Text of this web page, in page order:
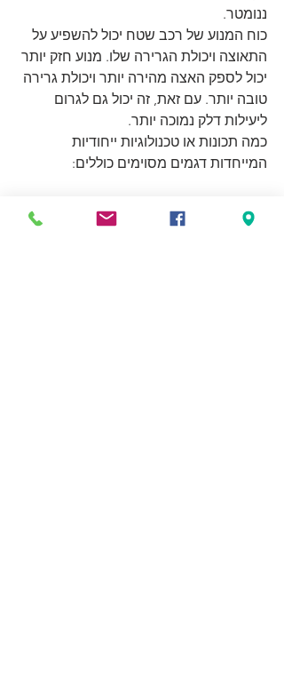
ננומטר.
כוח המנוע של רכב שטח יכול להשפיע על
התאוצה ויכולת הגרירה שלו. מנוע חזק יותר
יכול לספק האצה מהירה יותר ויכולת גרירה
טובה יותר. עם זאת, זה יכול גם לגרום
ליעילות דלק נמוכה יותר.
כמה תכונות או טכנולוגיות ייחודיות
המייחדות דגמים מסוימים כוללים:
RAV4, המספקת גם כוח וגם יעילות